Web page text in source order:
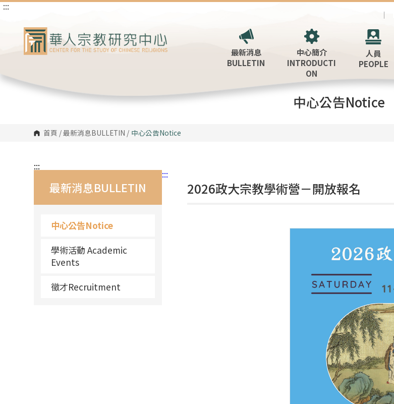
跳
:::
最新消息
BULLETIN
中心簡介
INTRODUCTI
ON
人員
PEOPLE
中心公告Notice
首頁 /最新消息BULLETIN / 中心公告Notice
:::
最新消息BULLETIN
中心公告Notice
學術活動 Academic
Events
徵才Recruitment
:::
2026政大宗教學術營－開放報名